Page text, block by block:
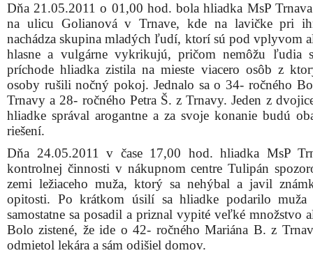
Dňa 21.05.2011 o 01,00 hod. bola hliadka MsP
na ulicu Golianová v Trnave, kde na lavičke pri
nachádza skupina mladých ľudí, ktorí sú pod vplyvom
hlasne a vulgárne vykrikujú, pričom nemôžu ľudia
príchode hliadka zistila na mieste viacero osôb z
osoby rušili nočný pokoj. Jednalo sa o 34- ročného
Trnavy a 28- ročného Petra Š. z Trnavy. Jeden z
hliadke správal arogantne a za svoje konanie budú
riešení.
Dňa 24.05.2011 v čase 17,00 hod. hliadka MsP
kontrolnej činnosti v nákupnom centre Tulipán
zemi ležiaceho muža, ktorý sa nehýbal a javil
opitosti. Po krátkom úsilí sa hliadke podarilo muža
samostatne sa posadil a priznal vypité veľké množstvo
Bolo zistené, že ide o 42- ročného Mariána B. z
odmietol lekára a sám odišiel domov.